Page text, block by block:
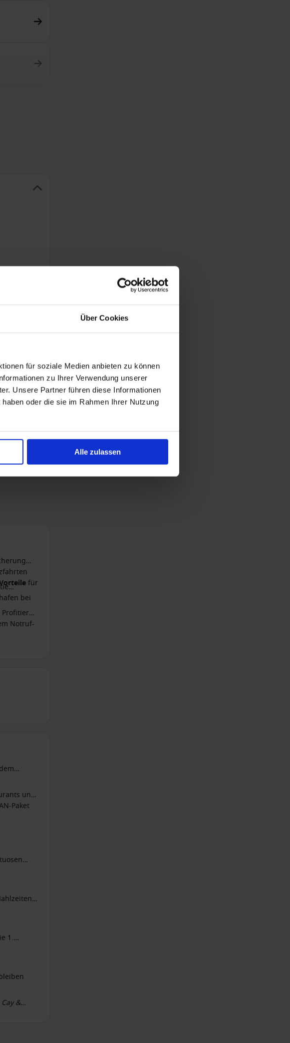
Über Cookies
für soziale Medien anbieten zu können
zu Ihrer Verwendung unserer
Unsere Partner führen diese Informationen
oder die sie im Rahmen Ihrer Nutzung
Alle zulassen
hinzufügen
für
bei
Notruf-
und
Paket
1.
&